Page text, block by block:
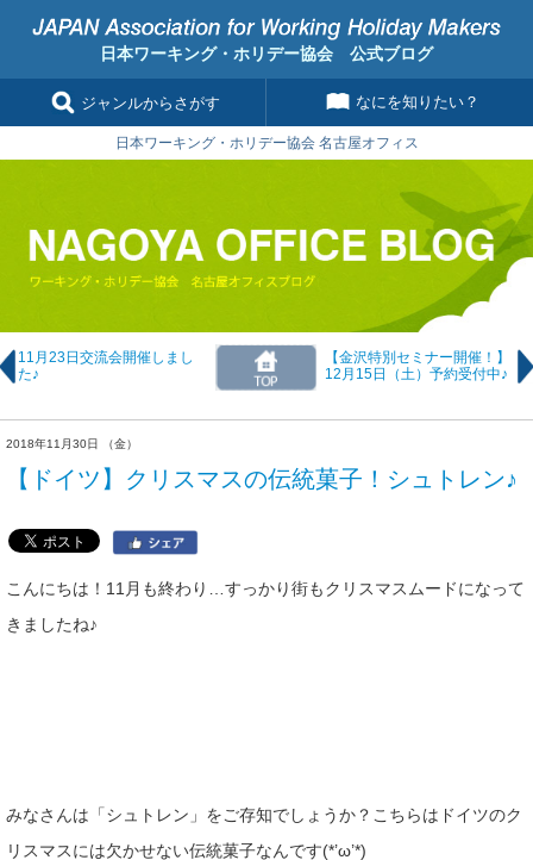
日本ワーキング・ホリデー協会 公式ブログ
ジャンルからさがす なにを知りたい？
日本ワーキング・ホリデー協会 名古屋オフィス
11月23日交流会開催しまし
た♪
【金沢特別セミナー開催！】
12月15日（土）予約受付中♪
2018年11月30日 （金）
【ドイツ】クリスマスの伝統菓子！シュトレン♪
こんにちは！11月も終わり…すっかり街もクリスマスムードになって
きましたね♪
みなさんは「シュトレン」をご存知でしょうか？こちらはドイツのク
リスマスには欠かせない伝統菓子なんです(*’ω’*)